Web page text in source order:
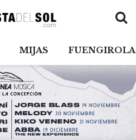
MIJAS FUENGIROLA